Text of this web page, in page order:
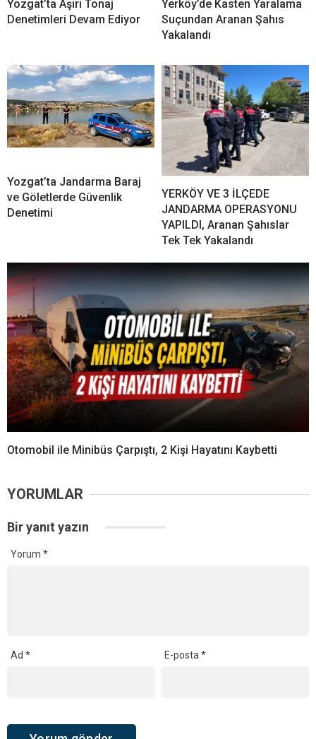
Yozgat’ta Aşırı Tonaj
Denetimleri Devam Ediyor
Yerköy’de Kasten Yaralama
Suçundan Aranan Şahıs
Yakalandı
Yozgat’ta Jandarma Baraj
ve Göletlerde Güvenlik
Denetimi
YERKÖY VE 3 İLÇEDE
JANDARMA OPERASYONU
YAPILDI, Aranan Şahıslar
Tek Tek Yakalandı
Otomobil ile Minibüs Çarpıştı, 2 Kişi Hayatını Kaybetti
YORUMLAR
Bir yanıt yazın
Yorum *
Ad * E-posta*